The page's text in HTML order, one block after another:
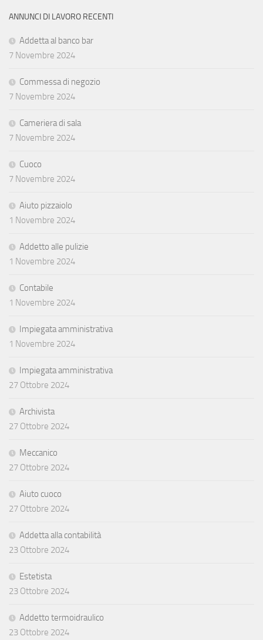
ANNUNCI DI LAVORO RECENTI
Addetta al banco bar
7 Novembre 2024
Commessa di negozio
7 Novembre 2024
Cameriera di sala
7 Novembre 2024
Cuoco
7 Novembre 2024
Aiuto pizzaiolo
1 Novembre 2024
Addetto alle pulizie
1 Novembre 2024
Contabile
1 Novembre 2024
Impiegata amministrativa
1 Novembre 2024
Impiegata amministrativa
27 Ottobre 2024
Archivista
27 Ottobre 2024
Meccanico
27 Ottobre 2024
Aiuto cuoco
27 Ottobre 2024
Addetta alla contabilità
23 Ottobre 2024
Estetista
23 Ottobre 2024
Addetto termoidraulico
23 Ottobre 2024